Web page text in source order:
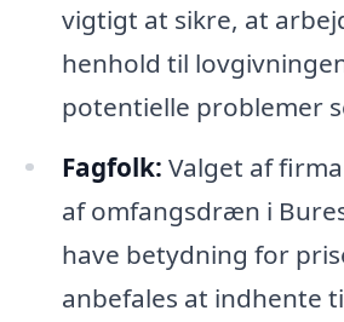
vigtigt at sikre, at
henhold til
potentielle problemer
Fagfolk: Valget af
af omfangsdræn i
have betydning for
anbefales at indhente